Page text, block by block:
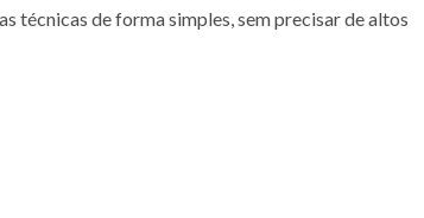
técnicas de forma simples, sem precisar de altos